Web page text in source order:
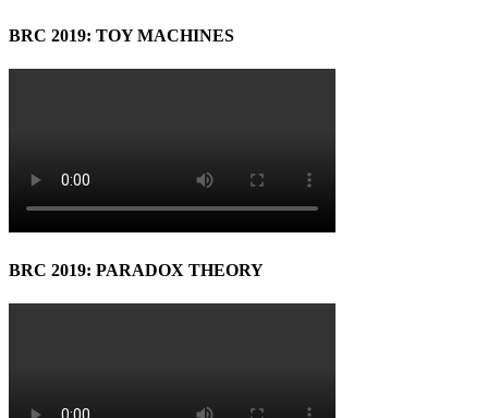
BRC 2019: TOY MACHINES
BRC 2019: PARADOX THEORY